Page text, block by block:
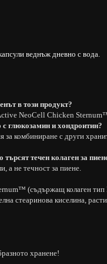
веднъж дневно с вода.
в този продукт?
NeoCell Chicken
глюкозамин и хондроитин?
комбиниране с други
течен колаген за
а не течност за пиене.
(съдържащ колаген тип
стеаринова киселина,
хранене!